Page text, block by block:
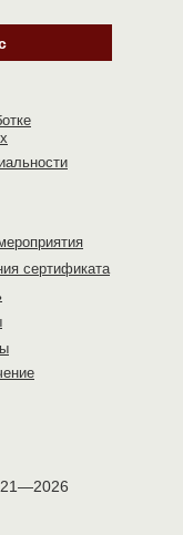
сертификата